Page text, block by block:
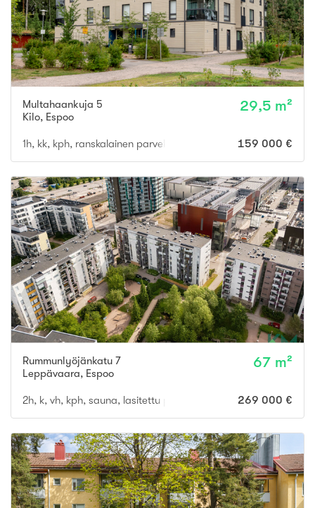
Multahaankuja 5
Kilo, Espoo
29,5 m²
1h, kk, kph, ranskalainen parveke 159 000 €
Rummunlyöjänkatu 7
Leppävaara, Espoo
67 m²
2h, k, vh, kph, sauna, lasitettu parveke 269 000 €